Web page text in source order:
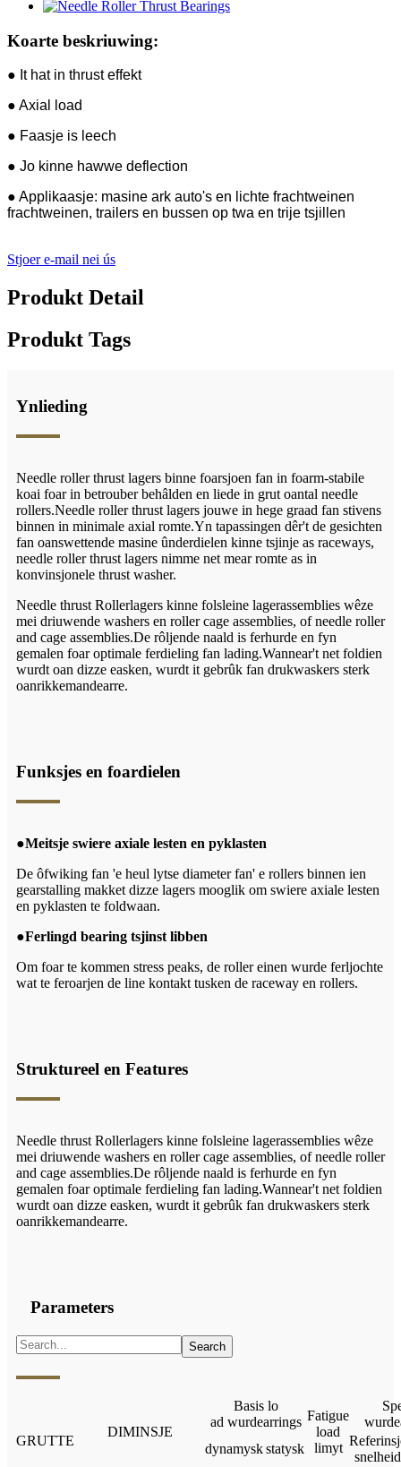
Koarte beskriuwing:
● It hat in thrust effekt
● Axial load
● Faasje is leech
● Jo kinne hawwe deflection
● Applikaasje: masine ark auto's en lichte frachtweinen
frachtweinen, trailers en bussen op twa en trije tsjillen
Stjoer e-mail nei ús
Produkt Detail
Produkt Tags
Ynlieding
Needle roller thrust lagers binne foarsjoen fan in foarm-stabile
koai foar in betrouber behâlden en liede in grut oantal needle
rollers.Needle roller thrust lagers jouwe in hege graad fan stivens
binnen in minimale axial romte.Yn tapassingen dêr't de gesichten
fan oanswettende masine ûnderdielen kinne tsjinje as raceways,
needle roller thrust lagers nimme net mear romte as in
konvinsjonele thrust washer.
Needle thrust Rollerlagers kinne folsleine lagerassemblies wêze
mei driuwende washers en roller cage assemblies, of needle roller
and cage assemblies.De rôljende naald is ferhurde en fyn
gemalen foar optimale ferdieling fan lading.Wannear't net foldien
wurdt oan dizze easken, wurdt it gebrûk fan drukwaskers sterk
oanrikkemandearre.
Funksjes en foardielen
●Meitsje swiere axiale lesten en pyklasten
De ôfwiking fan 'e heul lytse diameter fan' e rollers binnen ien
gearstalling makket dizze lagers mooglik om swiere axiale lesten
en pyklasten te foldwaan.
●Ferlingd bearing tsjinst libben
Om foar te kommen stress peaks, de roller einen wurde ferljochte
wat te feroarjen de line kontakt tusken de raceway en rollers.
Struktureel en Features
Needle thrust Rollerlagers kinne folsleine lagerassemblies wêze
mei driuwende washers en roller cage assemblies, of needle roller
and cage assemblies.De rôljende naald is ferhurde en fyn
gemalen foar optimale ferdieling fan lading.Wannear't net foldien
wurdt oan dizze easken, wurdt it gebrûk fan drukwaskers sterk
oanrikkemandearre.
Parameters
GRUTTE
DIMINSJE
Basis lo
ad wurdearrings Fatigue
load
limyt
dynamyskstatysk
snelheid